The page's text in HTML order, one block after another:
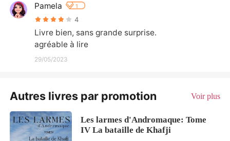
Pamela 1
4
Livre bien, sans grande surprise.
agréable à lire
29/05/2023
Autres livres par promotion Voir plus
Les larmes d'Andromaque: Tome
IV La bataille de Khafji